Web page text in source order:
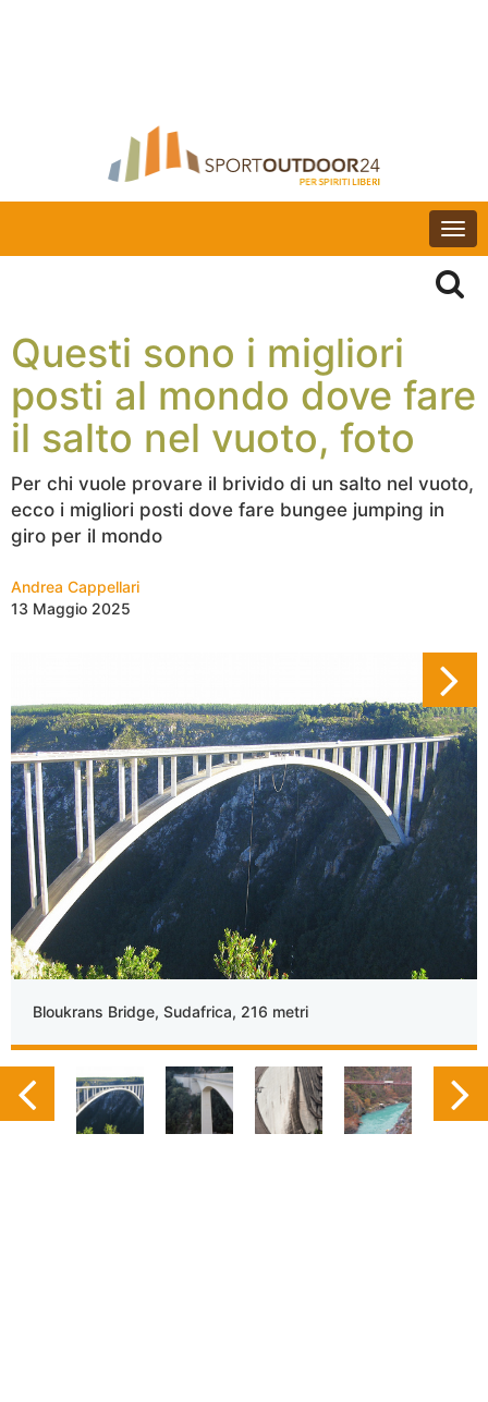
Questi sono i migliori
posti al mondo dove fare
il salto nel vuoto, foto
Per chi vuole provare il brivido di un salto nel vuoto,
ecco i migliori posti dove fare bungee jumping in
giro per il mondo
Andrea Cappellari
13 Maggio 2025
Bloukrans Bridge, Sudafrica, 216 metri